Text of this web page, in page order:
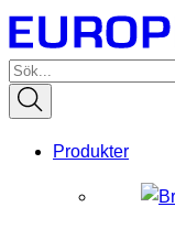
Produkter